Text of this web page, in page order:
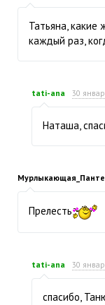
Татьяна, какие
каждый раз,
tati-ana 30
Наташа,
Прелесть
tati-ana 30
спасибо,